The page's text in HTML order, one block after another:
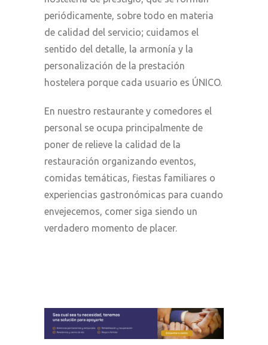
periódicamente, sobre todo en materia
de calidad del servicio; cuidamos el
sentido del detalle, la armonía y la
personalización de la prestación
hostelera porque cada usuario es ÚNICO.
En nuestro restaurante y comedores el
personal se ocupa principalmente de
poner de relieve la calidad de la
restauración organizando eventos,
comidas temáticas, fiestas familiares o
experiencias gastronómicas para cuando
envejecemos, comer siga siendo un
verdadero momento de placer.